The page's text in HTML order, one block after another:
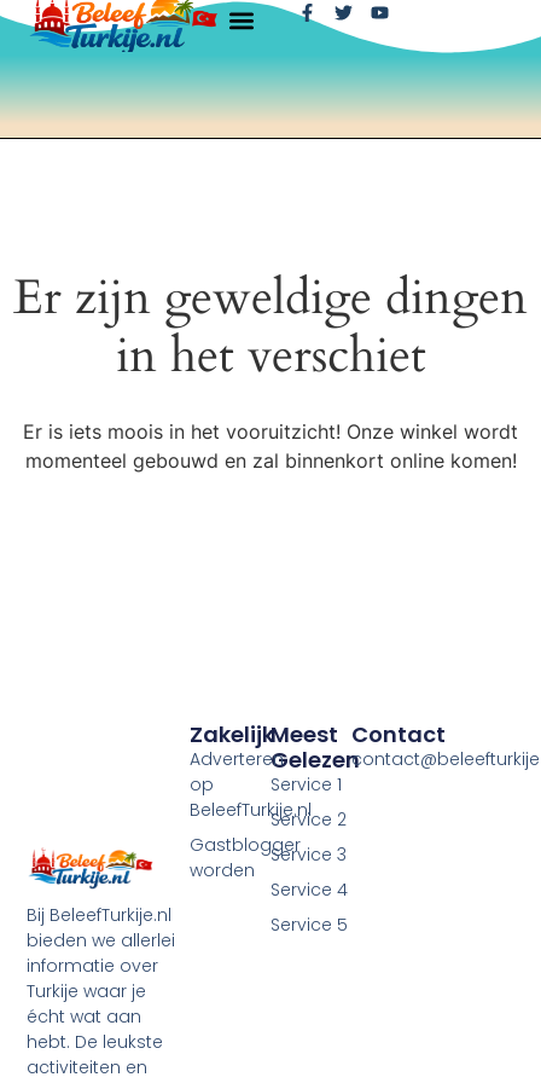
Er zijn geweldige dingen
in het verschiet
Er is iets moois in het vooruitzicht! Onze winkel wordt
momenteel gebouwd en zal binnenkort online komen!
Bij BeleefTurkije.nl
bieden we allerlei
informatie over
Turkije waar je
écht wat aan
hebt. De leukste
activiteiten en
Meest
Gelezen
Service 1
Service 2
Service 3
Service 4
Service 5
Zakelijk
Adverteren
op
BeleefTurkije.nl
Gastblogger
worden
Contact